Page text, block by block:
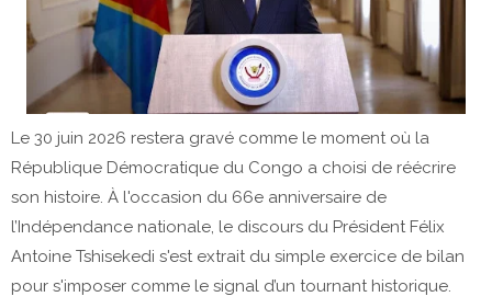
Le 30 juin 2026 restera gravé comme le moment où la
République Démocratique du Congo a choisi de réécrire
son histoire. À l'occasion du 66e anniversaire de
l’Indépendance nationale, le discours du Président Félix
Antoine Tshisekedi s'est extrait du simple exercice de bilan
pour s'imposer comme le signal d’un tournant historique.